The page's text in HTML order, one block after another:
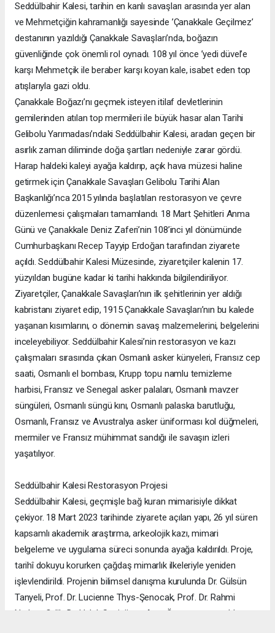
Seddülbahir Kalesi, tarihin en kanlı savaşları arasında yer alan
ve Mehmetçiğin kahramanlığı sayesinde ’Çanakkale Geçilmez’
destanının yazıldığı Çanakkale Savaşları’nda, boğazın
güvenliğinde çok önemli rol oynadı. 108 yıl önce ’yedi düvel’e
karşı Mehmetçik ile beraber karşı koyan kale, isabet eden top
atışlarıyla gazi oldu.
Çanakkale Boğazı’nı geçmek isteyen itilaf devletlerinin
gemilerinden atılan top mermileri ile büyük hasar alan Tarihi
Gelibolu Yarımadası’ndaki Seddülbahir Kalesi, aradan geçen bir
asırlık zaman diliminde doğa şartları nedeniyle zarar gördü.
Harap haldeki kaleyi ayağa kaldırıp, açık hava müzesi haline
getirmek için Çanakkale Savaşları Gelibolu Tarihi Alan
Başkanlığı’nca 2015 yılında başlatılan restorasyon ve çevre
düzenlemesi çalışmaları tamamlandı. 18 Mart Şehitleri Anma
Günü ve Çanakkale Deniz Zaferi’nin 108’inci yıl dönümünde
Cumhurbaşkanı Recep Tayyip Erdoğan tarafından ziyarete
açıldı. Seddülbahir Kalesi Müzesinde, ziyaretçiler kalenin 17.
yüzyıldan bugüne kadar ki tarihi hakkında bilgilendiriliyor.
Ziyaretçiler, Çanakkale Savaşları’nın ilk şehitlerinin yer aldığı
kabristanı ziyaret edip, 1915 Çanakkale Savaşları’nın bu kalede
yaşanan kısımlarını, o dönemin savaş malzemelerini, belgelerini
inceleyebiliyor. Seddülbahir Kalesi’nin restorasyon ve kazı
çalışmaları sırasında çıkan Osmanlı asker künyeleri, Fransız cep
saati, Osmanlı el bombası, Krupp topu namlu temizleme
harbisi, Fransız ve Senegal asker palaları, Osmanlı mavzer
süngüleri, Osmanlı süngü kını, Osmanlı palaska barutluğu,
Osmanlı, Fransız ve Avustralya asker üniforması kol düğmeleri,
mermiler ve Fransız mühimmat sandığı ile savaşın izleri
yaşatılıyor.
Seddülbahir Kalesi Restorasyon Projesi
Seddülbahir Kalesi, geçmişle bağ kuran mimarisiyle dikkat
çekiyor. 18 Mart 2023 tarihinde ziyarete açılan yapı, 26 yıl süren
kapsamlı akademik araştırma, arkeolojik kazı, mimari
belgeleme ve uygulama süreci sonunda ayağa kaldırıldı. Proje,
tarihî dokuyu korurken çağdaş mimarlık ilkeleriyle yeniden
işlevlendirildi. Projenin bilimsel danışma kurulunda Dr. Gülsün
Tanyeli, Prof. Dr. Lucienne Thys-Şenocak, Prof. Dr. Rahmi
Nurhan Çelik, Dr. Haluk Sesigür ve Arzu Özsavaşcı yer aldı.